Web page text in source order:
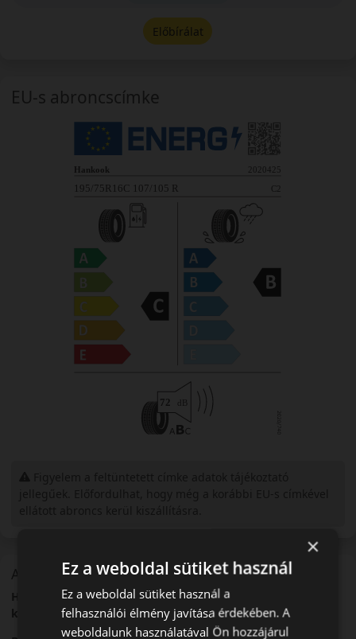
A mintázat
Hankook RA18 Vantra LT – Strapabíró nyári abroncs
kisteherautókhoz
Előbírálat
EU-s abroncscímke
×
Ez a weboldal sütiket használ
Ez a weboldal sütiket használ a
felhasználói élmény javítása érdekében. A
weboldalunk használatával Ön hozzájárul